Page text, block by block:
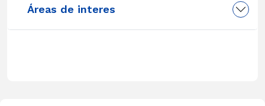
Áreas de interes